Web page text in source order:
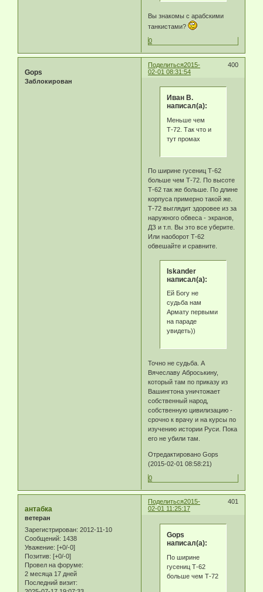
Вы знакомы с арабскими
танкистами?
0
Поделиться 400
2015-
02-01 08:31:54
Gops
Заблокирован
Иван В.
написал(а):
Меньше чем
Т-72. Так что и
тут промах
По ширине гусениц Т-62
больше чем Т-72. По высоте
Т-62 так же больше. По длине
корпуса примерно такой же.
Т-72 выглядит здоровее из за
наружного обвеса - экранов,
ДЗ и т.п. Вы это все уберите.
Или наоборот Т-62
обвешайте и сравните.
Iskander
написал(а):
Ей Богу не
судьба нам
Армату первыми
на параде
увидеть))
Точно не судьба. А
Вячеславу Аброськину,
который там по приказу из
Вашингтона уничтожает
собственный народ,
собственную цивилизацию -
срочно к врачу и на курсы по
изучению истории Руси. Пока
его не убили там.
Отредактировано Gops
(2015-02-01 08:58:21)
0
Поделиться 401
2015-
02-01 11:25:17
антабка
ветеран
Зарегистрирован: 2012-11-10
Сообщений: 1438
Уважение: [+0/-0]
Позитив: [+0/-0]
Провел на форуме:
2 месяца 17 дней
Последний визит:
Gops
написал(а):
По ширине
гусениц Т-62
больше чем Т-72